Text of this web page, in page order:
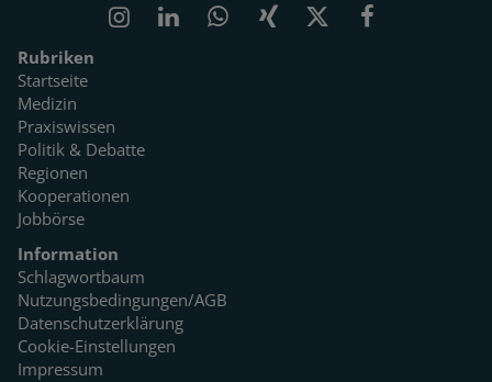
Rubriken
Startseite
Medizin
Praxiswissen
Politik & Debatte
Regionen
Kooperationen
Jobbörse
Information
Schlagwortbaum
Nutzungsbedingungen/AGB
Datenschutzerklärung
Cookie-Einstellungen
Impressum